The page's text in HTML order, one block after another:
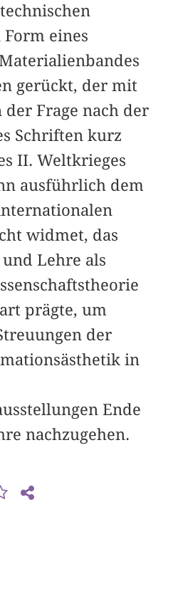
eines
gerückt, der mit
Frage nach der
Schriften kurz
II. Weltkrieges
ausführlich dem
widmet, das
Lehre als
prägte, um
der
in
Ende
nachzugehen.